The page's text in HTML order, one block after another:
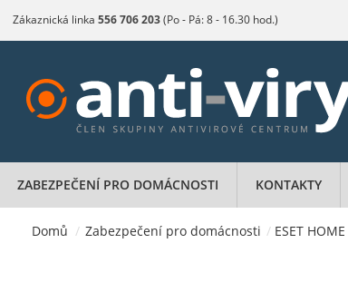
Zákaznická linka 556 706 203(Po - Pá: 8 - 16.30 hod.)
ZABEZPEČENÍ PRO DOMÁCNOSTI KONTAKTY
Domů / Zabezpečení pro domácnosti / ESET